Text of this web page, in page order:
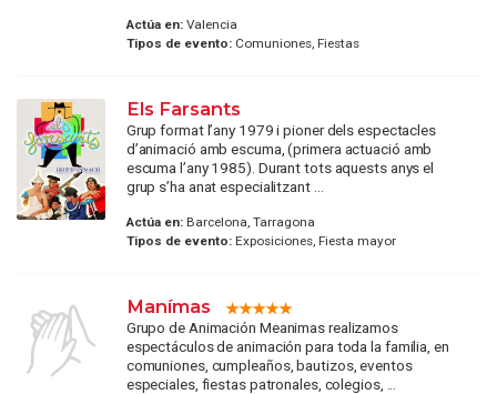
Actúa en:Valencia
Tipos de evento:Comuniones, Fiestas
Els Farsants
Grup format l’any 1979 i pioner dels espectacles
d’animació amb escuma, (primera actuació amb
escuma l’any 1985). Durant tots aquests anys el
grup s’ha anat especialitzant ...
Actúa en:Barcelona, Tarragona
Tipos de evento:Exposiciones, Fiesta mayor
Manímas
Grupo de Animación Meanimas realizamos
espectáculos de animación para toda la familia, en
comuniones, cumpleaños, bautizos, eventos
especiales, fiestas patronales, colegios, ...